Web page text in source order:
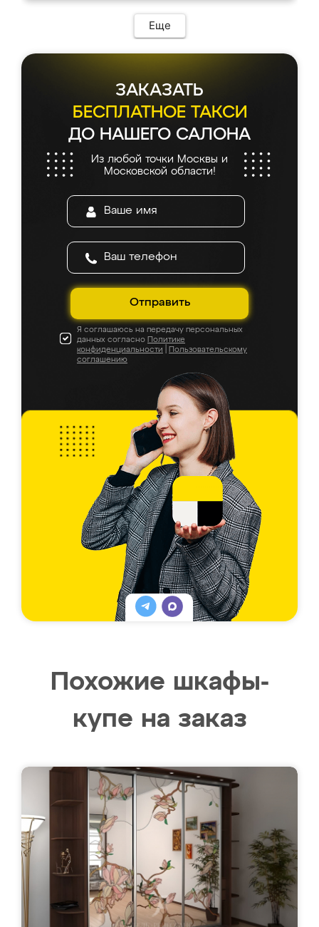
Еще
ЗАКАЗАТЬ
БЕСПЛАТНОЕ ТАКСИ
ДО НАШЕГО САЛОНА
Из любой точки Москвы и
Московской области!
Отправить
Я соглашаюсь на передачу персональных
данных согласно Политике
конфиденциальности
Пользовательскому
соглашению
Похожие шкафы-
купе на заказ